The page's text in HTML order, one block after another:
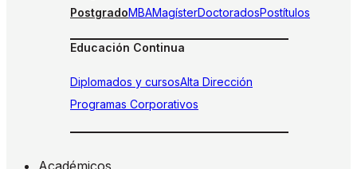
PostgradoMBAMagísterDoctoradosPostítulos
Educación Continua
Diplomados y cursosAlta Dirección
Programas Corporativos
Académicos